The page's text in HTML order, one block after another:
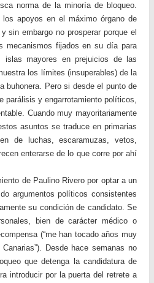
norma de la minoría de bloqueo.
apoyos en el máximo órgano de
sin embargo no prosperar porque el
mecanismos fijados en su día para
islas mayores en prejuicios de las
los límites (insuperables) de la
buhonera. Pero si desde el punto de
parálisis y engarrotamiento políticos,
Cuando muy mayoritariamente
asuntos se traduce en primarias
de luchas, escaramuzas, vetos,
enterarse de lo que corre por ahí
de Paulino Rivero por optar a un
argumentos políticos consistentes
su condición de candidato. Se
bien de carácter médico o
(“me han tocado años muy
Desde hace semanas no
que detenga la candidatura de
introducir por la puerta del retrete a